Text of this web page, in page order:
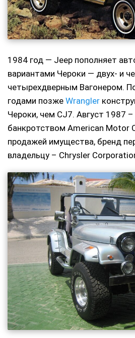
1984 год — Jeep пополняет
вариантами Чероки — двух- и
четырехдверным Вагонером.
годами позже Wrangler
Чероки, чем CJ7. Август 1987 –
банкротством American Motor
продажей имущества, бренд
владельцу – Chrysler